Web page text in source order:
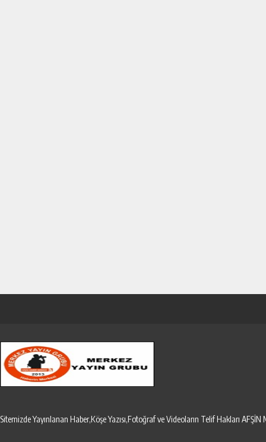
Sitemizde Yayınlanan Haber,Köşe Yazısı,Fotoğraf ve Videoların Telif Hakları